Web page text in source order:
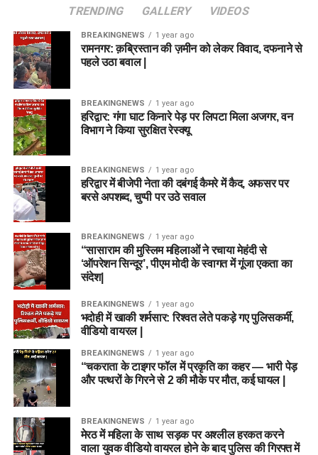
TRENDING GALLERY VIDEOS
BREAKINGNEWS 1 year ago
रामनगर: क़ब्रिस्तान की ज़मीन को लेकर विवाद, दफनाने से
पहले उठा बवाल |
BREAKINGNEWS 1 year ago
हरिद्वार: गंगा घाट किनारे पेड़ पर लिपटा मिला अजगर, वन
विभाग ने किया सुरक्षित रेस्क्यू
BREAKINGNEWS 1 year ago
हरिद्वार में बीजेपी नेता की दबंगई कैमरे में कैद, अफसर पर
बरसे अपशब्द, चुप्पी पर उठे सवाल
BREAKINGNEWS 1 year ago
“सासाराम की मुस्लिम महिलाओं ने रचाया मेहंदी से
‘ऑपरेशन सिन्दूर’, पीएम मोदी के स्वागत में गूंजा एकता का
संदेश|
BREAKINGNEWS 1 year ago
भदोही में खाकी शर्मसार: रिश्वत लेते पकड़े गए पुलिसकर्मी,
वीडियो वायरल |
BREAKINGNEWS 1 year ago
“चकराता के टाइगर फॉल में प्रकृति का कहर — भारी पेड़
और पत्थरों के गिरने से 2 की मौके पर मौत, कई घायल |
BREAKINGNEWS 1 year ago
मेरठ में महिला के साथ सड़क पर अश्लील हरकत करने
वाला युवक वीडियो वायरल होने के बाद पुलिस की गिरफ्त में